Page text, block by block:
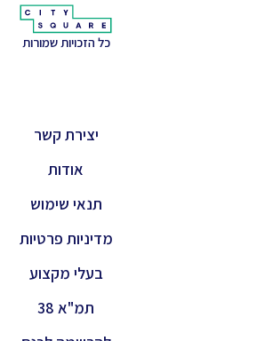
כל הזכויות שמורות
יצירת קשר
אודות
תנאי שימוש
מדיניות פרטיות
בעלי מקצוע
תמ"א 38